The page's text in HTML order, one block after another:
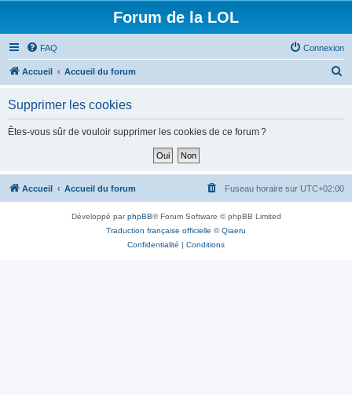
Forum de la LOL
FAQ Connexion
Accueil Accueil du forum
h
Supprimer les cookies
Êtes-vous sûr de vouloir supprimer les cookies de ce forum ?
Accueil Accueil du forum Fuseau horaire sur UTC+02:00
Développé parphpBB® Forum Software © phpBB Limited
Traduction française officielle ©Qiaeru
Confidentialité | Conditions